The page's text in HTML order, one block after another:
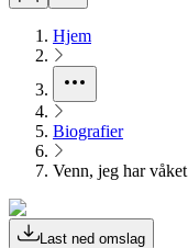
Hjem
Biografier
Venn, jeg har våket
Last ned omslag